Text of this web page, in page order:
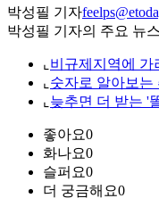
박성필 기자
박성필 기자의 주요 뉴스
⌞ 비규제지역에 가
⌞ 숫자로 알아보는
⌞ 늦추면 더 받는 '
좋아요0
화나요0
슬퍼요0
더 궁금해요0